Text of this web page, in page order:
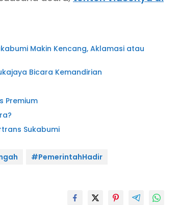
Makin Kencang, Aklamasi atau
Bicara Kemandirian
Premium
Sukabumi
#PemerintahHadir